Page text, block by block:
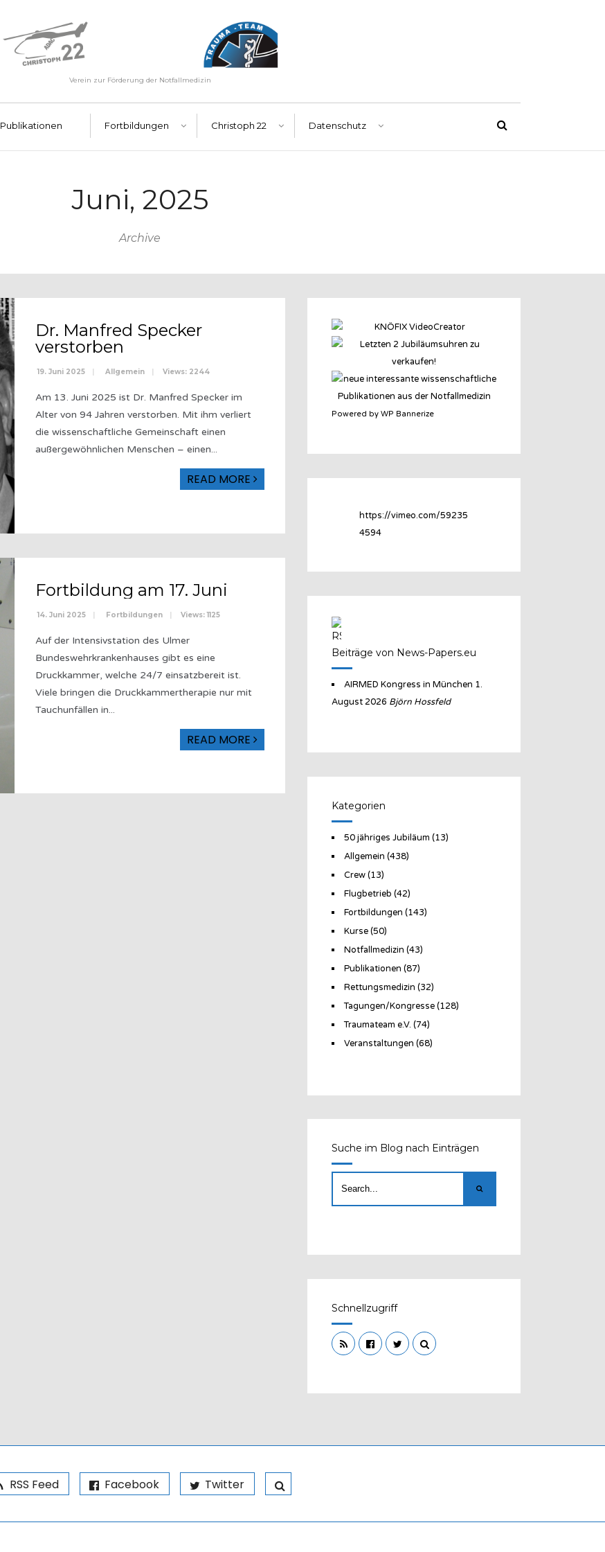
Verein zur Förderung der Notfallmedizin
Publikationen Fortbildungen Christoph 22 Datenschutz
Juni, 2025
Archive
Dr. Manfred Specker
verstorben
19. Juni 2025 | Allgemein | Views: 2244
Am 13. Juni 2025 ist Dr. Manfred Specker im
Alter von 94 Jahren verstorben. Mit ihm verliert
die wissenschaftliche Gemeinschaft einen
außergewöhnlichen Menschen – einen...
READ MORE
Fortbildung am 17. Juni
14. Juni 2025 | Fortbildungen | Views: 1125
Auf der Intensivstation des Ulmer
Bundeswehrkrankenhauses gibt es eine
Druckkammer, welche 24/7 einsatzbereit ist.
Viele bringen die Druckkammertherapie nur mit
Tauchunfällen in...
READ MORE
Powered by WP Bannerize
https://vimeo.com/59235
4594
Beiträge von News-Papers.eu
AIRMED Kongress in München 1.
August 2026 Björn Hossfeld
Kategorien
50 jähriges Jubiläum (13)
Allgemein (438)
Crew(13)
Flugbetrieb (42)
Fortbildungen (143)
Kurse(50)
Notfallmedizin (43)
Publikationen (87)
Rettungsmedizin (32)
Tagungen/Kongresse(128)
Traumateam e.V. (74)
Veranstaltungen (68)
Suche im Blog nach Einträgen
Schnellzugriff
RSS Feed Facebook Twitter